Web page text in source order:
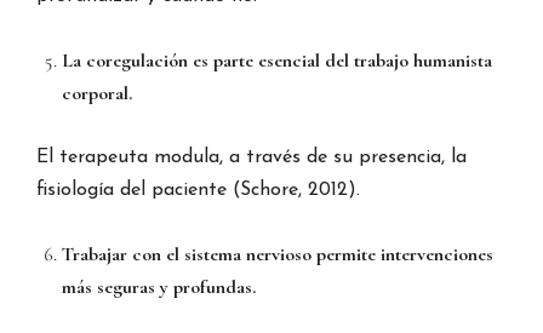
La coregulación es parte esencial del trabajo humanista
corporal.
El terapeuta modula, a través de su presencia, la
fisiología del paciente (Schore, 2012).
Trabajar con el sistema nervioso permite intervenciones
más seguras y profundas.